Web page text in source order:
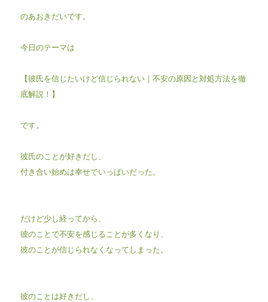
のあおきだいです。
今日のテーマは
【彼氏を信じたいけど信じられない｜不安の原因と対処方法を徹
底解説！】
です。
彼氏のことが好きだし、
付き合い始めは幸せでいっぱいだった。
だけど少し経ってから、
彼のことで不安を感じることが多くなり、
彼のことが信じられなくなってしまった。
彼のことは好きだし、